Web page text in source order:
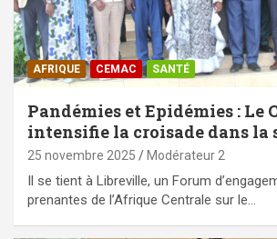
AFRIQUE CEMAC SANTÉ
Pandémies et Epidémies : Le
intensifie la croisade dans la
25 novembre 2025 Modérateur 2
Il se tient à Libreville, un Forum
prenantes de l’Afrique Centrale sur le…